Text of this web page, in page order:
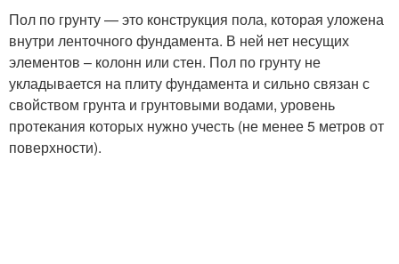
Пол по грунту — это конструкция пола, которая уложена
внутри ленточного фундамента. В ней нет несущих
элементов – колонн или стен. Пол по грунту не
укладывается на плиту фундамента и сильно связан с
свойством грунта и грунтовыми водами, уровень
протекания которых нужно учесть (не менее 5 метров от
поверхности).